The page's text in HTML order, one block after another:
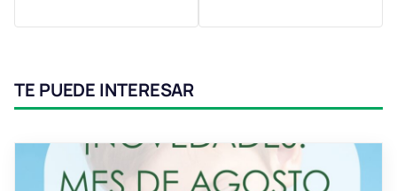
TE PUEDE INTERESAR